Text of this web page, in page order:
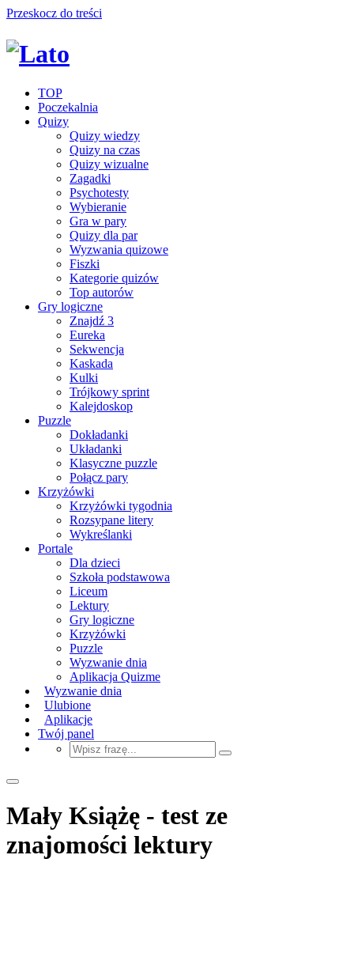
Przeskocz do treści
TOP
Poczekalnia
Quizy
Quizy wiedzy
Quizy na czas
Quizy wizualne
Zagadki
Psychotesty
Wybieranie
Gra w pary
Quizy dla par
Wyzwania quizowe
Fiszki
Kategorie quizów
Top autorów
Gry logiczne
Znajdź 3
Eureka
Sekwencja
Kaskada
Kulki
Trójkowy sprint
Kalejdoskop
Puzzle
Dokładanki
Układanki
Klasyczne puzzle
Połącz pary
Krzyżówki
Krzyżówki tygodnia
Rozsypane litery
Wykreślanki
Portale
Dla dzieci
Szkoła podstawowa
Liceum
Lektury
Gry logiczne
Krzyżówki
Puzzle
Wyzwanie dnia
Aplikacja Quizme
Wyzwanie dnia
Ulubione
Aplikacje
Twój panel
Mały Książę - test ze
znajomości lektury